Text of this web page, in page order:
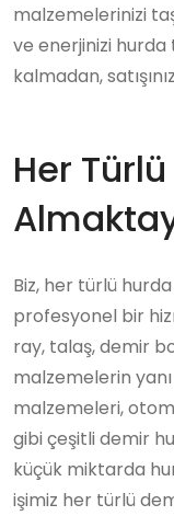
malzemelerinizi
ve enerjinizi
kalmadan,
Her Türlü
Biz, her türlü
profesyonel bir
ray, talaş, demir
malzemelerin
malzemeleri,
gibi çeşitli demir
küçük miktarda
işimiz her türlü